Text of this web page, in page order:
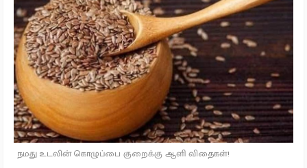
நமது உடலின் கொழுப்பை குறைக்கு ஆளி விதைகள்!